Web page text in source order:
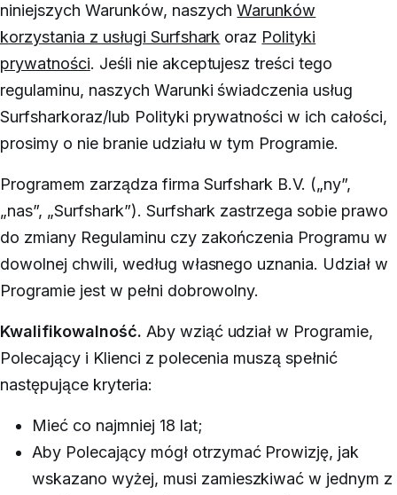
niniejszych Warunków, naszychWarunków
korzystania z usługi Surfshark oraz Polityki
prywatności. Jeśli nie akceptujesz treści tego
regulaminu, naszych Warunki świadczenia usług
Surfsharkoraz/lub Polityki prywatności w ich całości,
prosimy o nie branie udziału w tym Programie.
Programem zarządza firma Surfshark B.V. („ny”,
„nas”, „Surfshark”). Surfshark zastrzega sobie prawo
do zmiany Regulaminu czy zakończenia Programu w
dowolnej chwili, według własnego uznania. Udział w
Programie jest w pełni dobrowolny.
Kwalifikowalność. Aby wziąć udział w Programie,
Polecający i Klienci z polecenia muszą spełnić
następujące kryteria:
Mieć co najmniej 18 lat;
Aby Polecający mógł otrzymać Prowizję, jak
wskazano wyżej, musi zamieszkiwać w jednym z